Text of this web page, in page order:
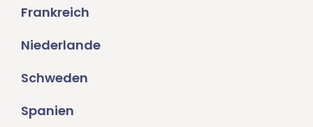
Frankreich
Niederlande
Schweden
Spanien